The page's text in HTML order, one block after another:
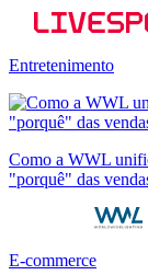
Entretenimento
Como a WWL
"porquê" das
E-commerce